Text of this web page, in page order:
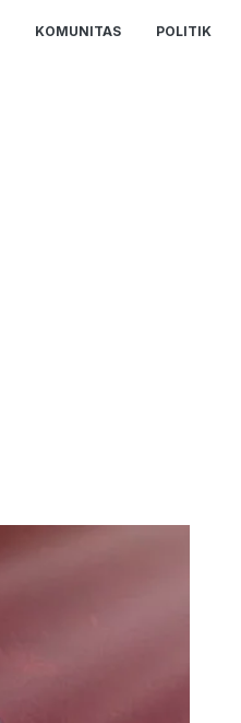
KOMUNITAS POLITIK